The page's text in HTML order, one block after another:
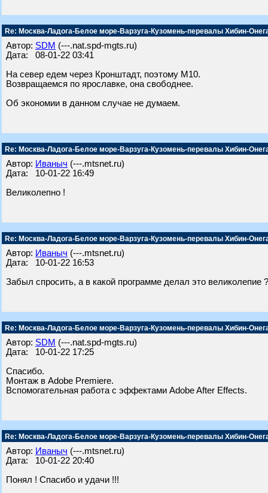
Re: Москва-Ладога-Белое море-Варзуга-Кузомень-перевалы Хибин-
Автор: SDM (---.nat.spd-mgts.ru)
Дата: 08-01-22 03:41
На север едем через Кронштадт, поэтому М10.
Возвращаемся по ярославке, она свободнее.
Об экономии в данном случае не думаем.
Re: Москва-Ладога-Белое море-Варзуга-Кузомень-перевалы Хибин-
Автор: Иваныч (---.mtsnet.ru)
Дата: 10-01-22 16:49
Великолепно !
Re: Москва-Ладога-Белое море-Варзуга-Кузомень-перевалы Хибин-
Автор: Иваныч (---.mtsnet.ru)
Дата: 10-01-22 16:53
Забыл спросить, а в какой программе делал это великолепие
Re: Москва-Ладога-Белое море-Варзуга-Кузомень-перевалы Хибин-
Автор: SDM (---.nat.spd-mgts.ru)
Дата: 10-01-22 17:25
Спасибо.
Монтаж в Adobe Premiere.
Вспомогательная работа с эффектами Adobe After Effects.
Re: Москва-Ладога-Белое море-Варзуга-Кузомень-перевалы Хибин-
Автор: Иваныч (---.mtsnet.ru)
Дата: 10-01-22 20:40
Понял ! Спасибо и удачи !!!